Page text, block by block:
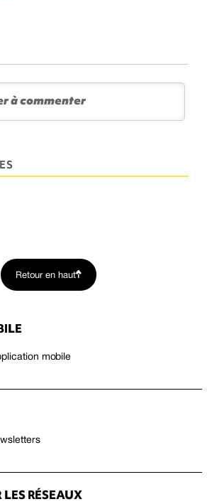
Retour en haut
mobile
RÉSEAUX